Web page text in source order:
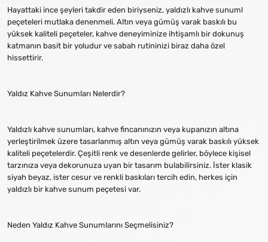
Hayattaki ince şeyleri takdir eden biriyseniz, yaldızlı kahve sunuml
peçeteleri mutlaka denenmeli. Altın veya gümüş varak baskılı bu
yüksek kaliteli peçeteler, kahve deneyiminize ihtişamlı bir dokunuş
katmanın basit bir yoludur ve sabah rutininizi biraz daha özel
hissettirir.
Yaldız Kahve Sunumları Nelerdir?
Yaldızlı kahve sunumları, kahve fincanınızın veya kupanızın altına
yerleştirilmek üzere tasarlanmış altın veya gümüş varak baskılı yüksek
kaliteli peçetelerdir. Çeşitli renk ve desenlerde gelirler, böylece kişisel
tarzınıza veya dekorunuza uyan bir tasarım bulabilirsiniz. İster klasik
siyah beyaz, ister cesur ve renkli baskıları tercih edin, herkes için
yaldızlı bir kahve sunum peçetesi var.
Neden Yaldız Kahve Sunumlarını Seçmelisiniz?